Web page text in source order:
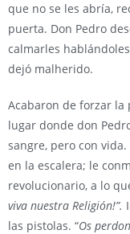
que no se les abría,
puerta. Don Pedro
calmarles
dejó malherido.
Acabaron de forzar la
lugar donde don
sangre, pero con
en la escalera; le
revolucionario, a lo
viva nuestra Religión!”.
las pistolas. “Os